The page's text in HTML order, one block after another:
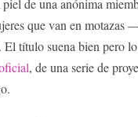
de una anónima
que van en
título suena bien pero
, de una serie de